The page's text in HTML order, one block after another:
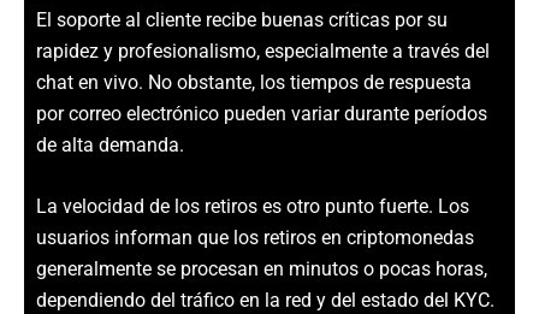
El soporte al cliente recibe buenas críticas por su
rapidez y profesionalismo, especialmente a través del
chat en vivo. No obstante, los tiempos de respuesta
por correo electrónico pueden variar durante períodos
de alta demanda.
La velocidad de los retiros es otro punto fuerte. Los
usuarios informan que los retiros en criptomonedas
generalmente se procesan en minutos o pocas horas,
dependiendo del tráfico en la red y del estado del KYC.